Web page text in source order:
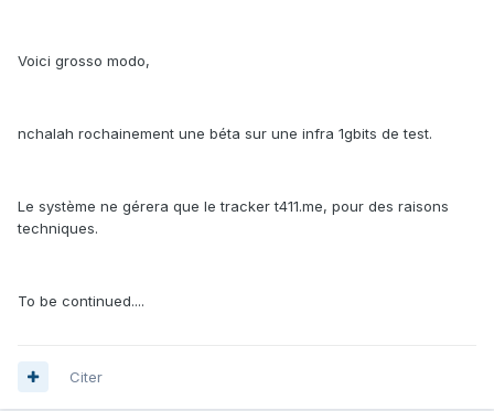
Voici grosso modo,
nchalah rochainement une béta sur une infra 1gbits de test.
Le système ne gérera que le tracker t411.me, pour des raisons
techniques.
To be continued....
Citer